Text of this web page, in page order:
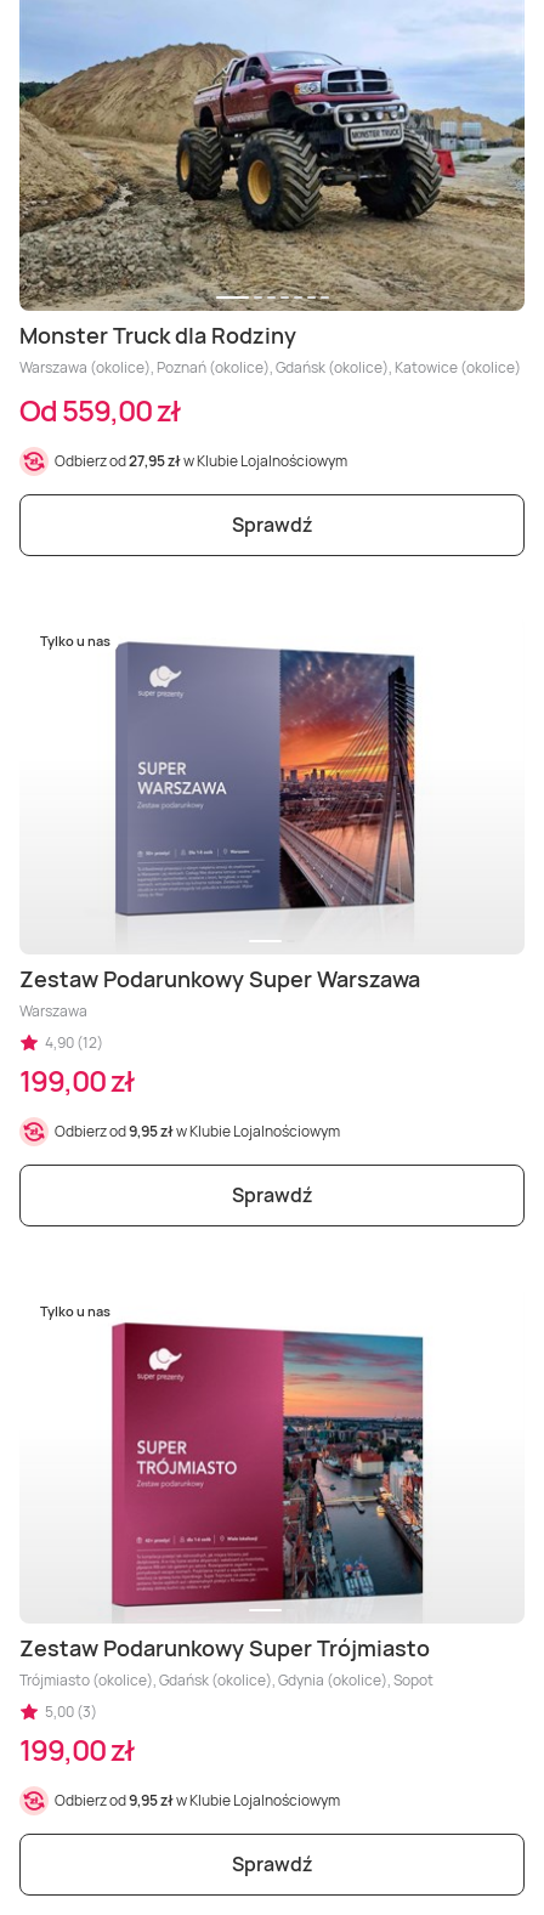
Monster Truck dla Rodziny
Warszawa (okolice), Poznań (okolice), Gdańsk (okolice), Katowice (okolice)
Od 559,00 zł
Odbierz od27,95 złw Klubie Lojalnościowym
Sprawdź
Tylko u nas
Zestaw Podarunkowy Super Warszawa
Warszawa
4,90 (12)
199,00 zł
Odbierz od9,95 złw Klubie Lojalnościowym
Sprawdź
Tylko u nas
Zestaw Podarunkowy Super Trójmiasto
Trójmiasto (okolice), Gdańsk (okolice), Gdynia (okolice), Sopot
5,00 (3)
199,00 zł
Odbierz od9,95 złw Klubie Lojalnościowym
Sprawdź